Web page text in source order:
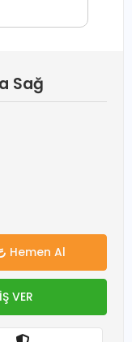
Sağ
Hemen Al
VER